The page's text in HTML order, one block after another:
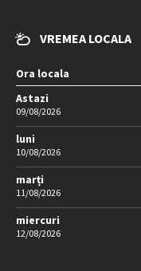
VREMEA LOCALA
Ora locala
Astazi
09/08/2026
luni
10/08/2026
marți
11/08/2026
miercuri
12/08/2026